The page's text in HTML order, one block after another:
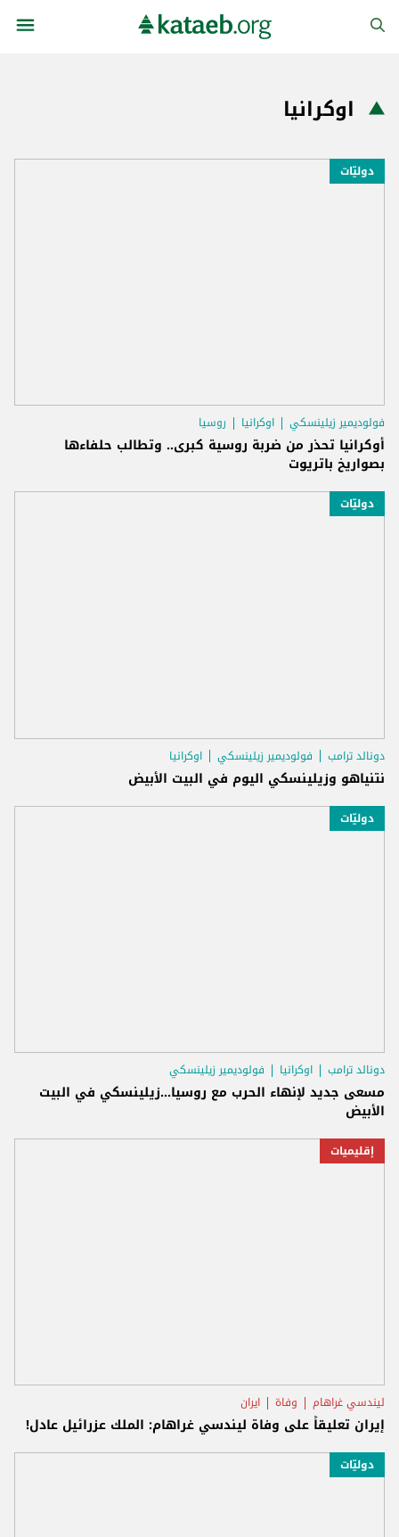
اوكرانيا
دوليّات
فولوديمير زيلينسكي اوكرانيا روسيا
أوكرانيا تحذر من ضربة روسية كبرى.. وتطالب حلفاءها
بصواريخ باتريوت
دوليّات
دونالد ترامب فولوديمير زيلينسكي اوكرانيا
نتنياهو وزيلينسكي اليوم في البيت الأبيض
دوليّات
دونالد ترامب اوكرانيا فولوديمير زيلينسكي
مسعى جديد لإنهاء الحرب مع روسيا...زيلينسكي في البيت
الأبيض
إقليميات
ليندسي غراهام وفاة ايران
إيران تعليقاً على وفاة ليندسي غراهام: الملك عزرائيل عادل!
دوليّات